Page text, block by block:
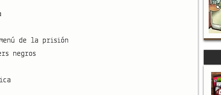
de la prisión
negros